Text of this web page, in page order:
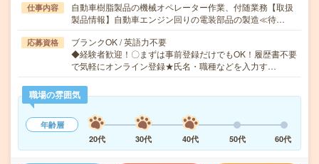
仕事内容
自動車樹脂製品の機械オペレーター作業、付随業務【取扱
製品情報】自動車エンジン回りの電装部品の製造≪待…
応募資格
ブランクOK / 英語力不要
◆経験者歓迎！〇まずは事前登録だけでもOK！履歴書不要
で気軽にオンライン登録★氏名・職種などを入力す…
職場の雰囲気
年齢層
20代
30代 40代 50代 60代